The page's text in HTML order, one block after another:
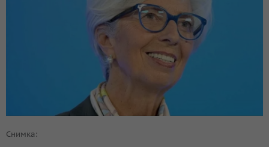
Снимка: